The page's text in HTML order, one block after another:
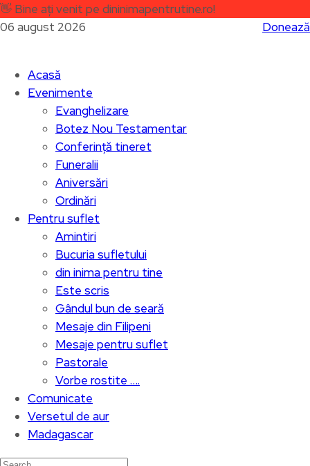
👋 Bine ați venit pe dininimapentrutine.ro!
06 august 2026
Donează
Acasă
Evenimente
Evanghelizare
Botez Nou Testamentar
Conferință tineret
Funeralii
Aniversări
Ordinări
Pentru suflet
Amintiri
Bucuria sufletului
din inima pentru tine
Este scris
Gândul bun de seară
Mesaje din Filipeni
Mesaje pentru suflet
Pastorale
Vorbe rostite ….
Comunicate
Versetul de aur
Madagascar